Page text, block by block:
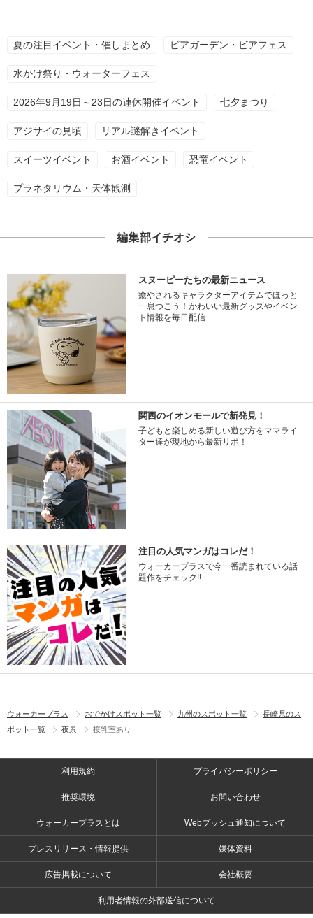
夏の注目イベント・催しまとめ ビアガーデン・ビアフェス
水かけ祭り・ウォーターフェス
2026年9月19日～23日の連休開催イベント 七夕まつり
アジサイの見頃 リアル謎解きイベント
スイーツイベント お酒イベント 恐竜イベント
プラネタリウム・天体観測
編集部イチオシ
スヌーピーたちの最新ニュース
癒やされるキャラクターアイテムでほっと
一息つこう！かわいい最新グッズやイベン
ト情報を毎日配信
関西のイオンモールで新発見！
子どもと楽しめる新しい遊び方をママライ
ター達が現地から最新リポ！
注目の人気マンガはコレだ！
ウォーカープラスで今一番読まれている話
題作をチェック!!
ウォーカープラス おでかけスポット一覧 九州のスポット一覧
長崎県のス
ポット一覧
夜景 授乳室あり
利用規約 プライバシーポリシー
推奨環境 お問い合わせ
ウォーカープラスとは Webプッシュ通知について
プレスリリース・情報提供 媒体資料
広告掲載について 会社概要
利用者情報の外部送信について